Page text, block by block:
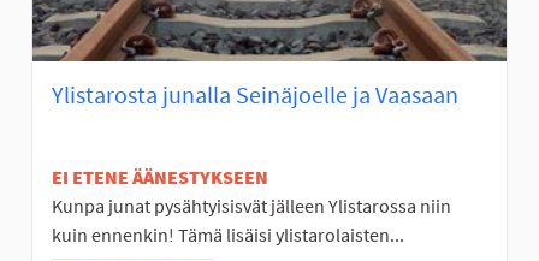
Ylistarosta junalla Seinäjoelle ja Vaasaan
EI ETENE ÄÄNESTYKSEEN
Kunpa junat pysähtyisisvät jälleen Ylistarossa niin
kuin ennenkin! Tämä lisäisi ylistarolaisten...